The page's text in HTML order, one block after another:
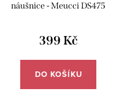
náušnice - Meucci DS475
399 Kč
DO KOŠÍKU